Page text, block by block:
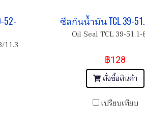
52-
11.3
ซีลกันน้ำมัน TCL 39-
Oil Seal TCL 39-51.1-
฿128
สั่งซื้อสินค้า
เปรียบเทียบ